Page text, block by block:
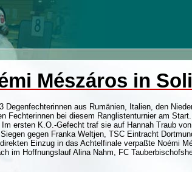
Mészáros in
Degenfechterinnen aus Rumänien, Italien, den
Fechterinnen bei diesem Ranglistenturnier am
ersten K.O.-Gefecht traf sie auf Hannah Traub
gegen Franka Weltjen, TSC Eintracht
Einzug in das Achtelfinale verpaßte Noémi
im Hoffnungslauf Alina Nahm, FC